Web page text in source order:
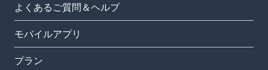
よくあるご質問＆ヘルプ
モバイルアプリ
プラン